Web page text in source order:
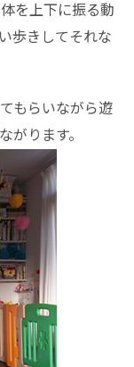
を上下に振る動
歩きしてそれな
もらいながら遊
がります。